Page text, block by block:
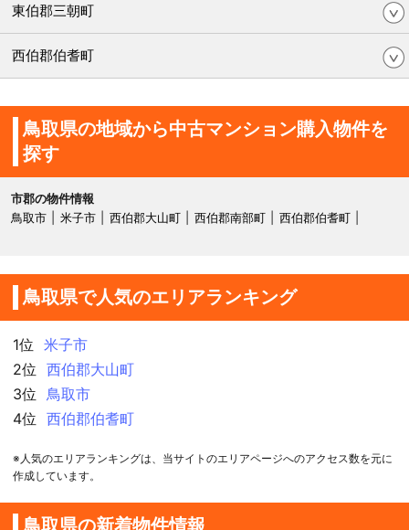
東伯郡三朝町
西伯郡伯耆町
鳥取県の地域から中古マンション購入物件を
探す
市郡の物件情報
鳥取市
米子市 西伯郡大山町 西伯郡南部町 西伯郡伯耆町
鳥取県で人気のエリアランキング
1位
米子市
2位
西伯郡大山町
3位
鳥取市
4位
西伯郡伯耆町
※人気のエリアランキングは、当サイトのエリアページへのアクセス数を元に
作成しています。
鳥取県の新着物件情報